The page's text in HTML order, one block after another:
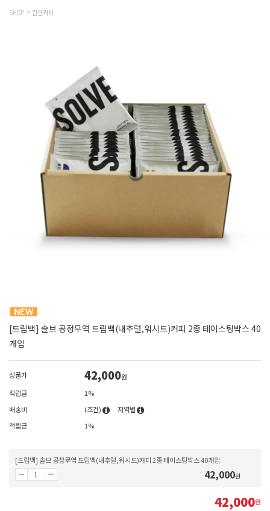
SHOP 간편커피
[드립백] 솔브 공정무역 드립백(내추럴,워시드)커피 2종 테이스팅박스 40
개입
상품가 42,000원
적립금
1%
배송비
(조건)
지역별
적립금
1%
[드립백] 솔브 공정무역 드립백(내추럴,워시드)커피 2종 테이스팅박스 40개입
42,000원
42,000원